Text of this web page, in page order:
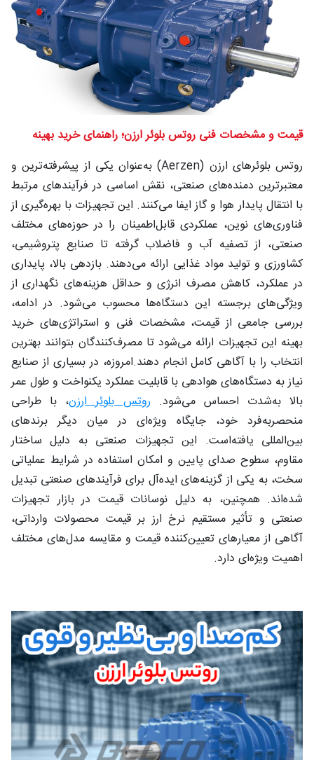
شغلی
تماس
با ما
ما
قیمت و مشخصات فنی روتس بلوئر ارزن؛ راهنمای خرید بهینه
روتس بلوئرهای ارزن (Aerzen) به‌عنوان یکی از پیشرفته‌ترین و
معتبرترین دمنده‌های صنعتی، نقش اساسی در فرآیندهای مرتبط
با انتقال پایدار هوا و گاز ایفا می‌کنند. این تجهیزات با بهره‌گیری از
فناوری‌های نوین، عملکردی قابل‌اطمینان را در حوزه‌های مختلف
صنعتی، از تصفیه آب و فاضلاب گرفته تا صنایع پتروشیمی،
کشاورزی و تولید مواد غذایی ارائه می‌دهند. بازدهی بالا، پایداری
در عملکرد، کاهش مصرف انرژی و حداقل هزینه‌های نگهداری از
ویژگی‌های برجسته این دستگاه‌ها محسوب می‌شود. در ادامه،
بررسی جامعی از قیمت، مشخصات فنی و استراتژی‌های خرید
بهینه این تجهیزات ارائه می‌شود تا مصرف‌کنندگان بتوانند بهترین
انتخاب را با آگاهی کامل انجام دهند.امروزه، در بسیاری از صنایع
نیاز به دستگاه‌های هوادهی با قابلیت عملکرد یکنواخت و طول عمر
بالا به‌شدت احساس می‌شود. روتس بلوئر ارزن، با طراحی
منحصربه‌فرد خود، جایگاه ویژه‌ای در میان دیگر برندهای
بین‌المللی یافته‌است. این تجهیزات صنعتی به دلیل ساختار
مقاوم، سطوح صدای پایین و امکان استفاده در شرایط عملیاتی
سخت، به یکی از گزینه‌های ایده‌آل برای فرآیندهای صنعتی تبدیل
شده‌اند. همچنین، به دلیل نوسانات قیمت در بازار تجهیزات
صنعتی و تأثیر مستقیم نرخ ارز بر قیمت محصولات وارداتی،
آگاهی از معیارهای تعیین‌کننده قیمت و مقایسه مدل‌های مختلف
اهمیت ویژه‌ای دارد.